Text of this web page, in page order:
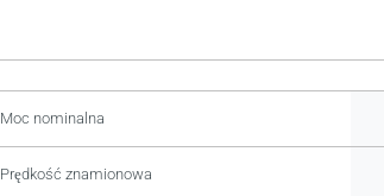
Moc nominalna
Prędkość znamionowa